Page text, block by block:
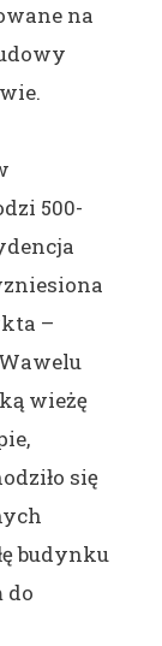
na
500-
–
wieżę
się
budynku
do